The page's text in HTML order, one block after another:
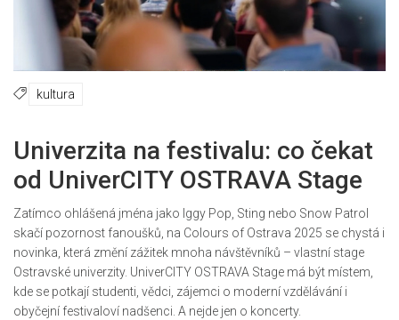
kultura
Univerzita na festivalu: co čekat
od UniverCITY OSTRAVA Stage
Zatímco ohlášená jména jako Iggy Pop, Sting nebo Snow Patrol
skačí pozornost fanoušků, na Colours of Ostrava 2025 se chystá i
novinka, která změní zážitek mnoha návštěvníků – vlastní stage
Ostravské univerzity. UniverCITY OSTRAVA Stage má být místem,
kde se potkají studenti, vědci, zájemci o moderní vzdělávání i
obyčejní festivaloví nadšenci. A nejde jen o koncerty.